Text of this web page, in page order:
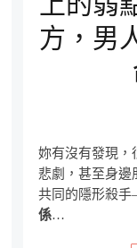
方，男
妳有沒有發現，
悲劇，甚至身邊
共同的隱形殺
係…